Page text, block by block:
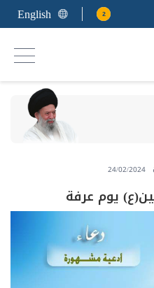
2
English
24/02/2024
يوم عرفة